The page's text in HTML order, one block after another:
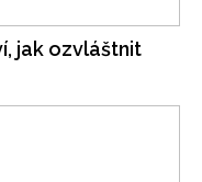
jak ozvláštnit